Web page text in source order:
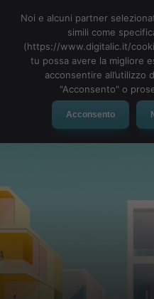
Noi e alcuni partner
simili come
(https://www.digitalic.it/
tu possa avere la migliore
acconsentire all’utilizzo
"Acconsento" o
Acconsento